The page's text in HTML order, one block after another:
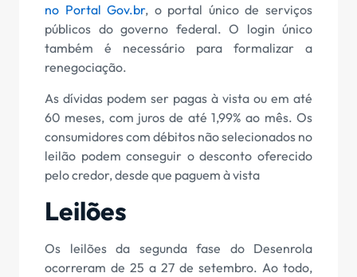
no Portal Gov.br, o portal único de serviços
públicos do governo federal. O login único
também é necessário para formalizar a
renegociação.
As dívidas podem ser pagas à vista ou em até
60 meses, com juros de até 1,99% ao mês. Os
consumidores com débitos não selecionados no
leilão podem conseguir o desconto oferecido
pelo credor, desde que paguem à vista
Leilões
Os leilões da segunda fase do Desenrola
ocorreram de 25 a 27 de setembro. Ao todo,